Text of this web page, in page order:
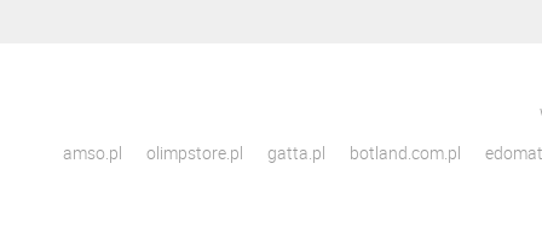
amso.pl
olimpstore.pl gatta.pl botland.com.pl